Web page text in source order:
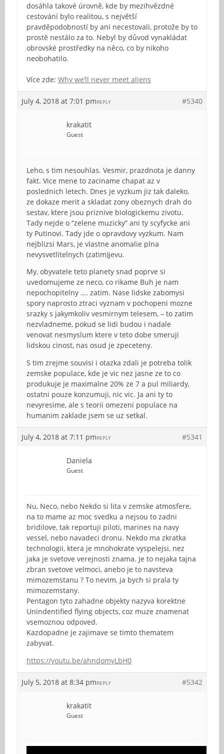
dosáhla takové úrovně, kde by mezihvězdné
cestování bylo realitou, s největší
pravděpodobností by ani necestovali, protože by to
prostě nestálo za to. Nebyl by důvod vynakládat
obrovské prostředky na něco, co by nikoho
neobohatilo.
Více zde: Why we’ll never meet aliens
July 4, 2018 at 7:01 pm #5340
REPLY
krakatit
Guest
Leho, s tim nesouhlas. Vesmir, prazdnota je danny
fakt. Vice mene to zaciname chapat az v
poslednich letech. Dnes je vyzkum jiz tak daleko,
ze dokaze merit a skladat zony obeznych drah do
sestav, ktere jsou priznive biologickemu zivotu.
Tady nejde o “zelene muzicky” ani ty scyfycke ani
ty Putinovi. Tady jde o opravdovy vyzkum. Nam
nejblizsi Mars, je vlastne anomalie plna
nevysvetlitelnych (zatim)jevu.
My, obyvatele teto planety snad poprve si
uvedomujeme ze neco, co rikame Buh je nam
nepochopitelny …. zatim. Nase lidske zabomysi
spory naprosto ztraci vyznam v pochopeni mozne
srazky s jakymkoliv vesmirnym telesem, – to zatim
nezvladneme, pokud se lidi budou i nadale
venovat nesmyslum ktere v teto dobe smeruji
lidskou cinost, nas osud je zpeceteny.
S tim zrejme souvisi i otazka zdali je potreba tolik
zemske populace, kde je vic nez jasne ze to co
produkuje je maximalne 20% ze 7 a pul miliardy,
ostatni pouze konzumuji, nic vic. Ja ani ty to
nevyresime, ale s teorii omezeni populace na
humanim zaklade jsem se uz setkal.
July 4, 2018 at 7:11 pm #5341
REPLY
Daniela
Guest
Nu, Neco, nebo Nekdo si lita v zemske atmosfere,
na to mame az moc svedku a nejsou to zadni
bridilove, tak reportuji piloti, marines na navy
vessel, nebo navadeci dronu. Nekdo ma zkratka
technologii, ktera je mnohokrate vyspelejsi, nez
jaka je svetove verejnosti znama. Je to nejaka tajna
zbran svetove velmoci, anebo je to navsteva
mimozemstanu ? To nevim, ja bych si prala ty
mimozemstany.
Pentagon tyto zahadne objekty nazyva korektne
Unindentified flying objects, coz muze znamenat
vsemoznou odpoved.
Kazdopadne je zajimave se timto thematem
zabyvat.
https://youtu.be/ahndomyLbH0
July 5, 2018 at 8:34 pm #5342
REPLY
krakatit
Guest